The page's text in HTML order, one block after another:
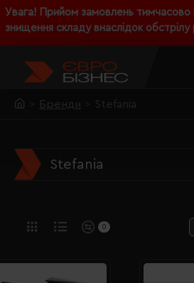
Увага! Прийом замовлень тимчасово
знищення складу внаслідок
Бренди Stefania
Stefania
0